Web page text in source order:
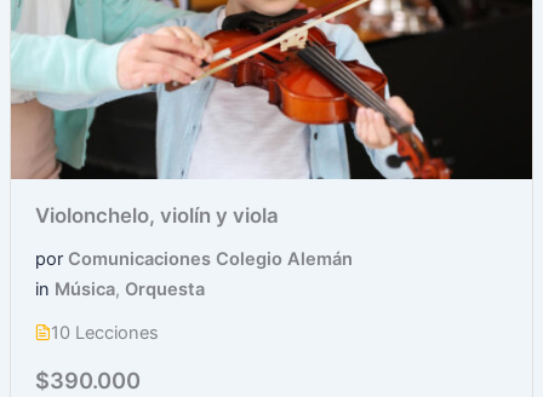
Violonchelo, violín y viola
por Comunicaciones Colegio Alemán
in Música, Orquesta
10 Lecciones
$390.000